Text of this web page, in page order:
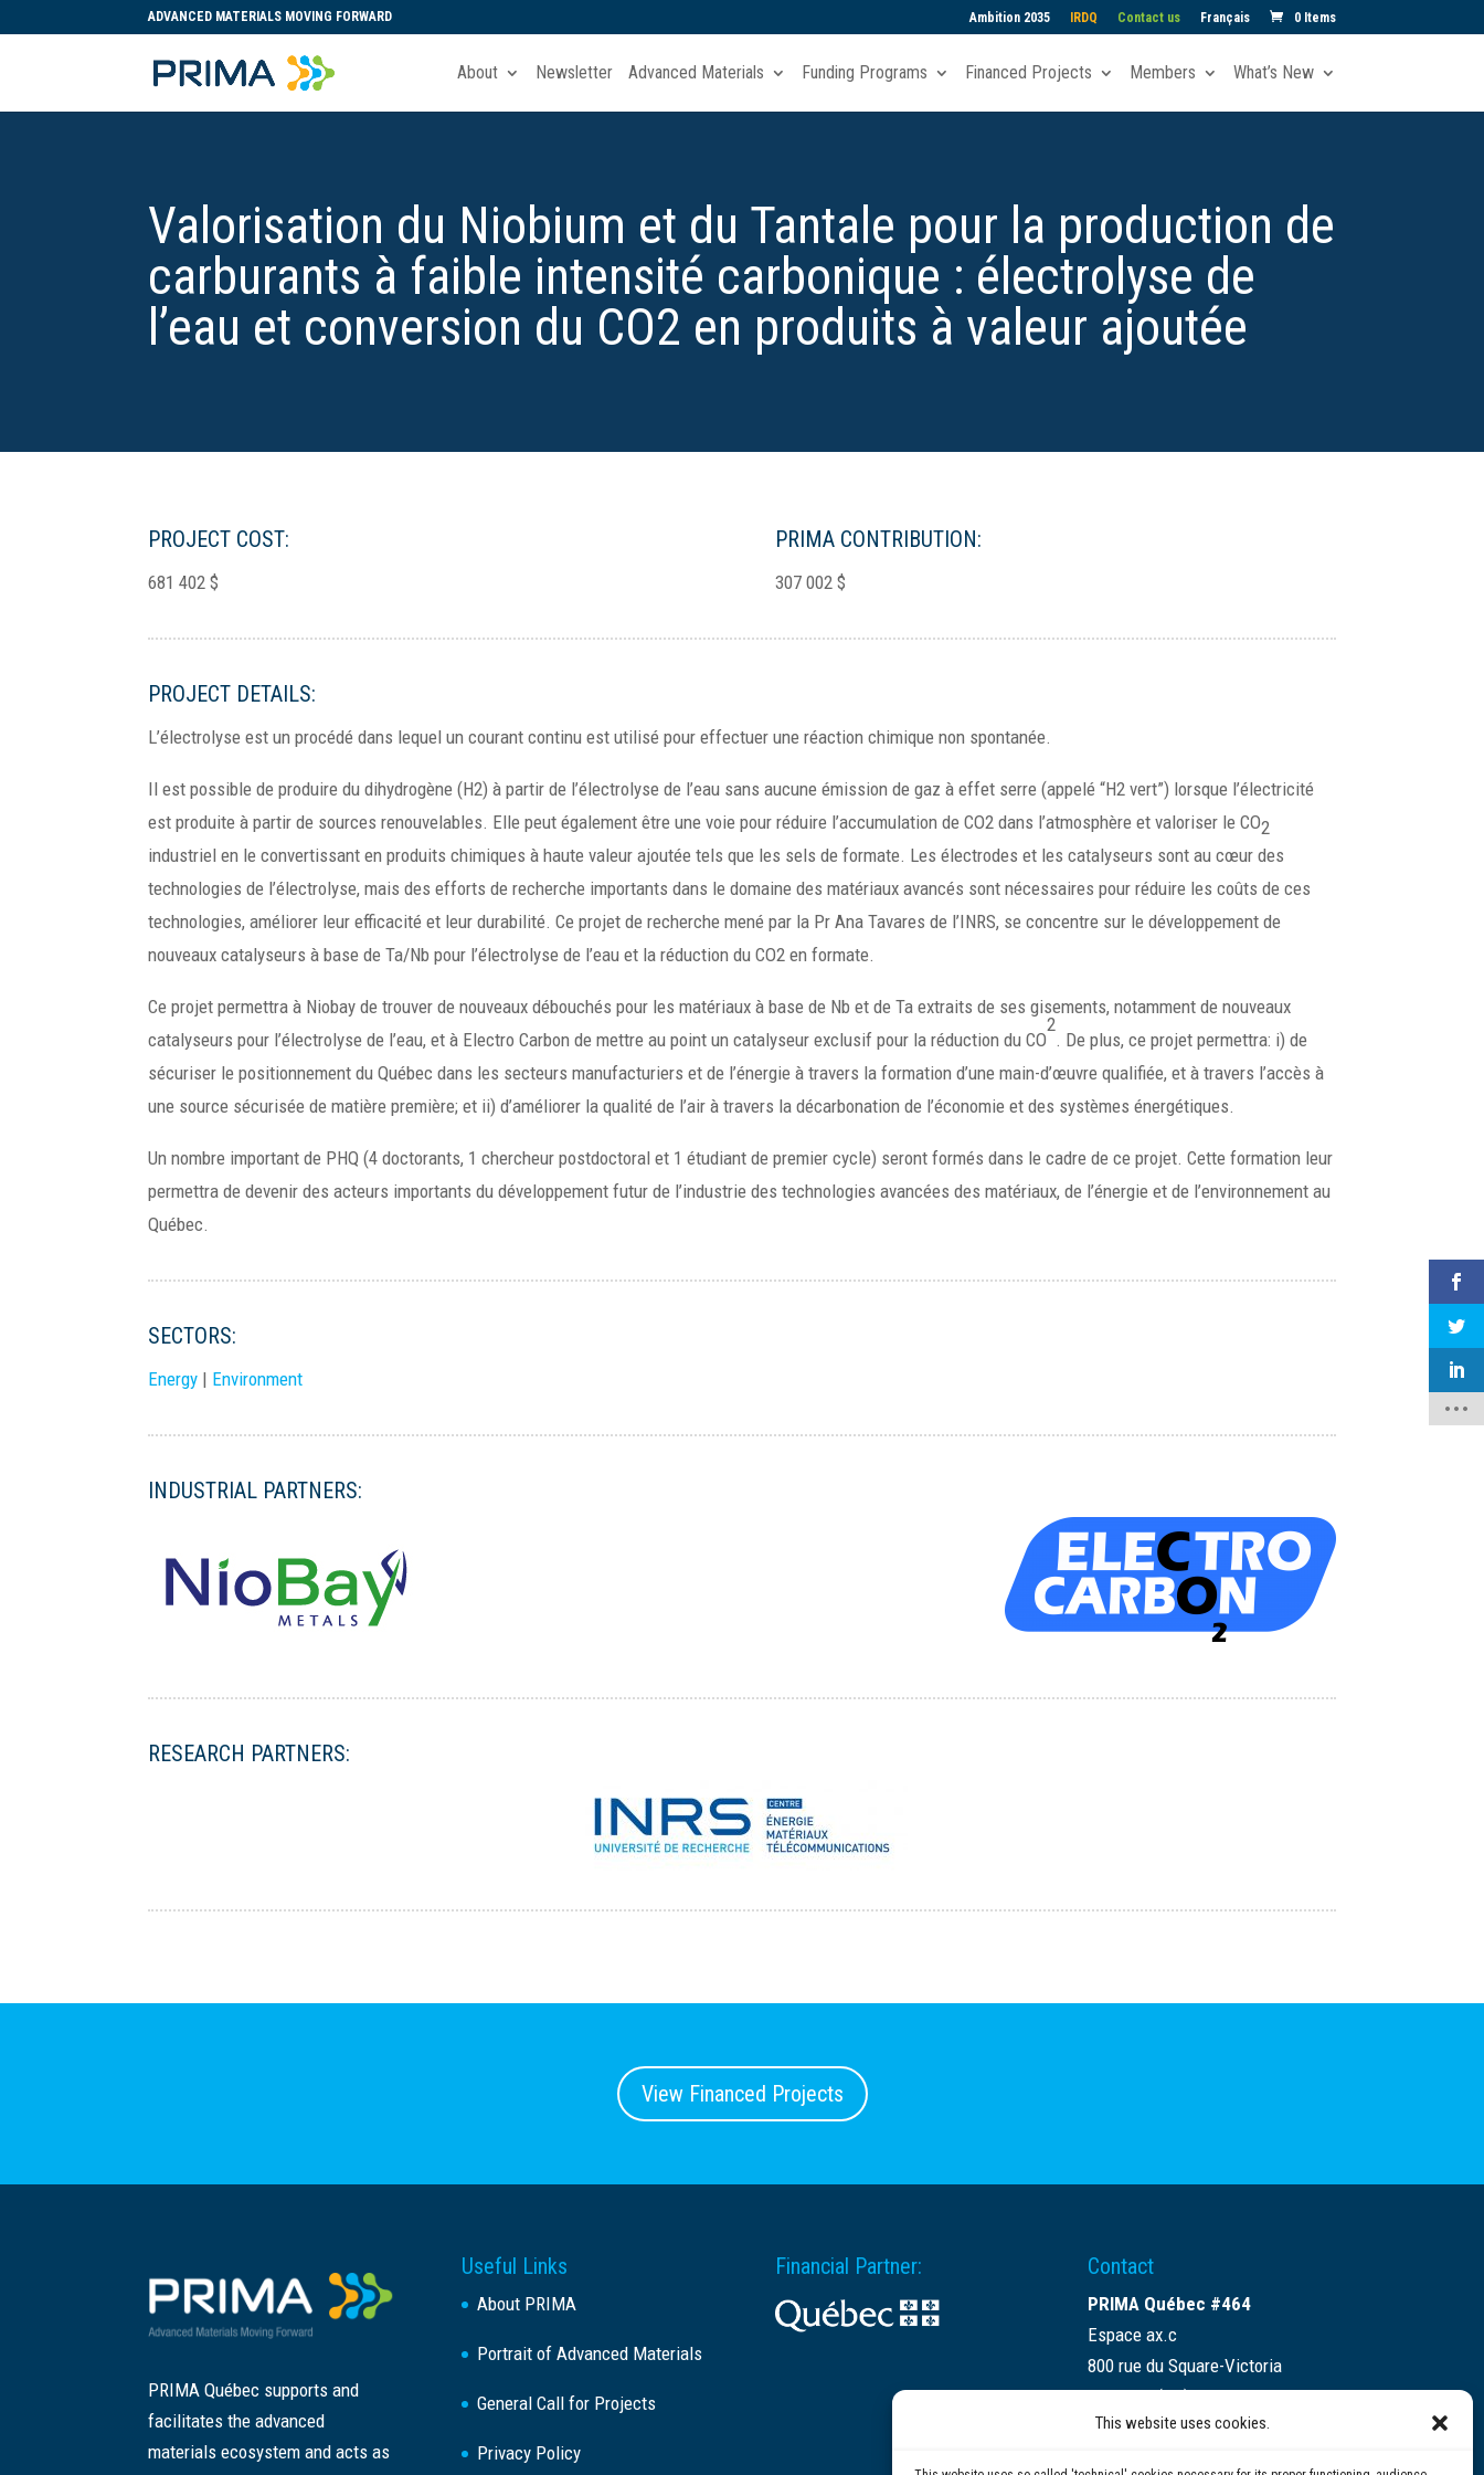
This website uses cookies.
ADVANCED MATERIALS MOVING FORWARD Ambition 2035 IRDQ Contact us Français 0 Items
About Newsletter Advanced Materials Funding Programs Financed Projects Members What’s New
Valorisation du Niobium et du Tantale pour la production de
carburants à faible intensité carbonique : électrolyse de
l’eau et conversion du CO2 en produits à valeur ajoutée
PROJECT COST:
681 402 $
PRIMA CONTRIBUTION:
307 002 $
PROJECT DETAILS:
L’électrolyse est un procédé dans lequel un courant continu est utilisé pour effectuer une réaction chimique non spontanée.
Il est possible de produire du dihydrogène (H2) à partir de l’électrolyse de l’eau sans aucune émission de gaz à effet serre (appelé “H2 vert”) lorsque l’électricité
est produite à partir de sources renouvelables. Elle peut également être une voie pour réduire l’accumulation de CO2 dans l’atmosphère et valoriser le CO2
industriel en le convertissant en produits chimiques à haute valeur ajoutée tels que les sels de formate. Les électrodes et les catalyseurs sont au cœur des
technologies de l’électrolyse, mais des efforts de recherche importants dans le domaine des matériaux avancés sont nécessaires pour réduire les coûts de ces
technologies, améliorer leur efficacité et leur durabilité. Ce projet de recherche mené par la Pr Ana Tavares de l’INRS, se concentre sur le développement de
nouveaux catalyseurs à base de Ta/Nb pour l’électrolyse de l’eau et la réduction du CO2 en formate.
Ce projet permettra à Niobay de trouver de nouveaux débouchés pour les matériaux à base de Nb et de Ta extraits de ses gisements, notamment de nouveaux
catalyseurs pour l’électrolyse de l’eau, et à Electro Carbon de mettre au point un catalyseur exclusif pour la réduction du CO
2
. De plus, ce projet permettra: i) de
sécuriser le positionnement du Québec dans les secteurs manufacturiers et de l’énergie à travers la formation d’une main-d’œuvre qualifiée, et à travers l’accès à
une source sécurisée de matière première; et ii) d’améliorer la qualité de l’air à travers la décarbonation de l’économie et des systèmes énergétiques.
Un nombre important de PHQ (4 doctorants, 1 chercheur postdoctoral et 1 étudiant de premier cycle) seront formés dans le cadre de ce projet. Cette formation leur
permettra de devenir des acteurs importants du développement futur de l’industrie des technologies avancées des matériaux, de l’énergie et de l’environnement au
Québec.
SECTORS:
Energy | Environment
INDUSTRIAL PARTNERS:
RESEARCH PARTNERS:
View Financed Projects
PRIMA Québec supports and
facilitates the advanced
materials ecosystem and acts as
Useful Links
About PRIMA
Portrait of Advanced Materials
General Call for Projects
Privacy Policy
Financial Partner: Contact
PRIMA Québec #464
Espace ax.c
800 rue du Square-Victoria
Montréal (QC) H3C 0B4